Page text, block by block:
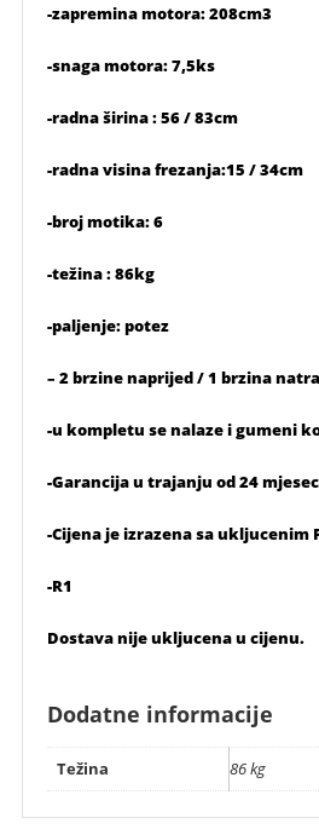
-zapremina motora: 208cm3
-snaga motora: 7,5ks
-radna širina : 56 / 83cm
-radna visina frezanja:15 / 34cm
-broj motika: 6
-težina : 86kg
-paljenje: potez
– 2 brzine naprijed / 1 brzina
-u kompletu se nalaze i gumeni
-Garancija u trajanju od 24
-Cijena je izrazena sa ukljucenim
-R1
Dostava nije ukljucena u cijenu.
Dodatne informacije
Težina 86 kg